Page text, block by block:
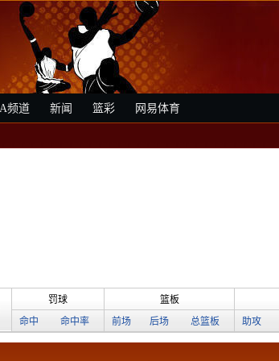
频道 新闻 篮彩 网易体育
罚球 篮板
命中 命中率 前场 后场 总篮板 助攻